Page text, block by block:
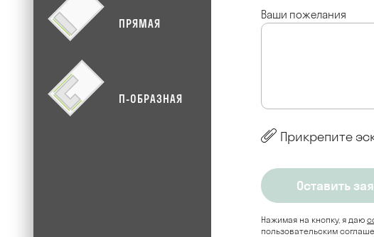
ПРЯМАЯ
П-ОБРАЗНАЯ
Ваши пожелания
Прикрепите
Нажимая на кнопку, я даю
пользовательским